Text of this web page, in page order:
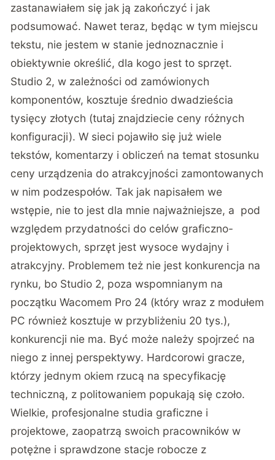
zastanawiałem się jak ją zakończyć i jak
podsumować. Nawet teraz, będąc w tym miejscu
tekstu, nie jestem w stanie jednoznacznie i
obiektywnie określić, dla kogo jest to sprzęt.
Studio 2, w zależności od zamówionych
komponentów, kosztuje średnio dwadzieścia
tysięcy złotych (tutaj znajdziecie ceny różnych
konfiguracji). W sieci pojawiło się już wiele
tekstów, komentarzy i obliczeń na temat stosunku
ceny urządzenia do atrakcyjności zamontowanych
w nim podzespołów. Tak jak napisałem we
wstępie, nie to jest dla mnie najważniejsze, a pod
względem przydatności do celów graficzno-
projektowych, sprzęt jest wysoce wydajny i
atrakcyjny. Problemem też nie jest konkurencja na
rynku, bo Studio 2, poza wspomnianym na
początku Wacomem Pro 24 (który wraz z modułem
PC również kosztuje w przybliżeniu 20 tys.),
konkurencji nie ma. Być może należy spojrzeć na
niego z innej perspektywy. Hardcorowi gracze,
którzy jednym okiem rzucą na specyfikację
techniczną, z politowaniem popukają się czoło.
Wielkie, profesjonalne studia graficzne i
projektowe, zaopatrzą swoich pracowników w
potężne i sprawdzone stacje robocze z